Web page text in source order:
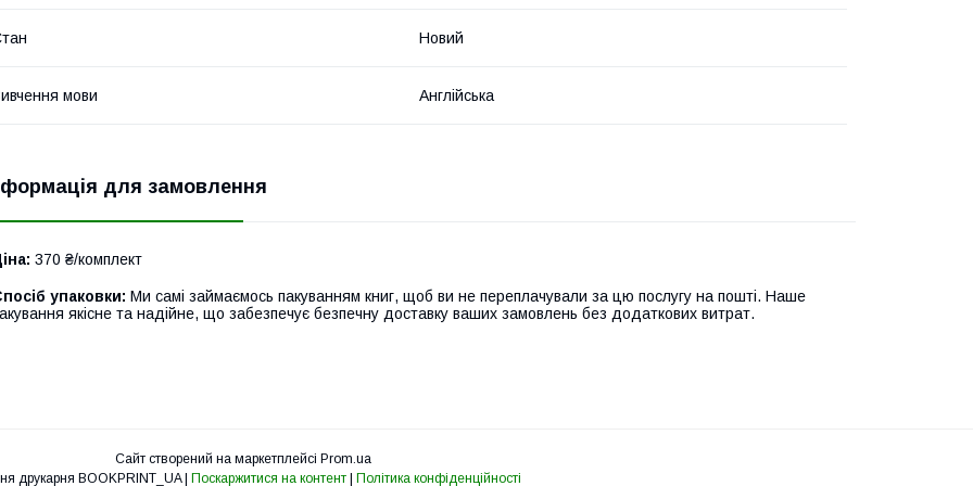
Новий
мови Англійська
для замовлення
370 ₴/комплект
упаковки: Ми самі займаємось пакуванням книг, щоб ви не переплачували за цю послугу на пошті. Наше
якісне та надійне, що забезпечує безпечну доставку ваших замовлень без додаткових витрат.
Сайт створений на маркетплейсі Prom.ua
Поскаржитися на контент Політика конфіденційності